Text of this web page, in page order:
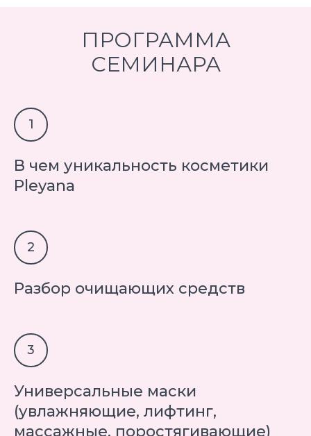
ПРОГРАММА
CЕМИНАРА
В чем уникальность косметики
Pleyana
Разбор очищающих средств
Универсальные маски
(увлажняющие, лифтинг,
массажные, поростягивающие)